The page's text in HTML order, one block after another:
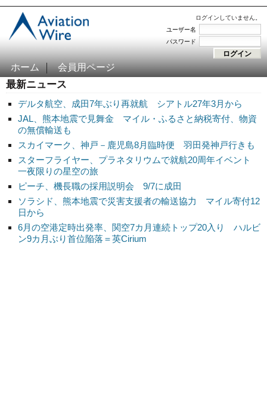
ログインしていません。
ユーザー名
パスワード
ホーム 会員用ページ
最新ニュース
デルタ航空、成田7年ぶり再就航 シアトル27年3月から
JAL、熊本地震で見舞金 マイル・ふるさと納税寄付、物資
の無償輸送も
スカイマーク、神戸－鹿児島8月臨時便 羽田発神戸行きも
スターフライヤー、プラネタリウムで就航20周年イベント
一夜限りの星空の旅
ピーチ、機長職の採用説明会 9/7に成田
ソラシド、熊本地震で災害支援者の輸送協力 マイル寄付12
日から
6月の空港定時出発率、関空7カ月連続トップ20入り ハルビ
ン9カ月ぶり首位陥落＝英Cirium